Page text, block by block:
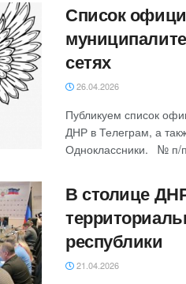
Список
сетях
26.04.2026
Публикуем список
ДНР в Телеграм, а
Одноклассники. № п/
‎В столице
республики
21.04.2026